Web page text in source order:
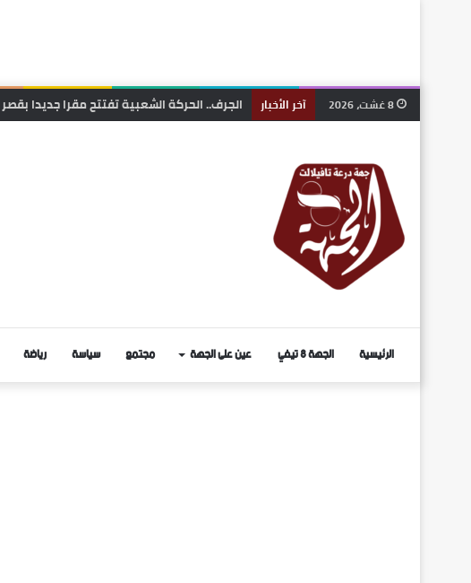
آخر الأخبار الجرف.. الحركة الشعبية تفتتح مقرا جديدا بقصر
الرئيسية الجهة 8 تيفي عين على الجهة مجتمع سياسة رياضة